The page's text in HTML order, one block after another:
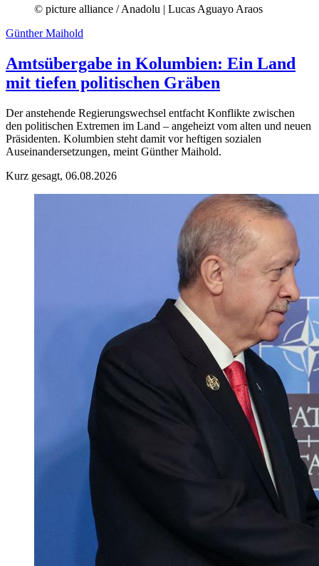
© picture alliance / Anadolu | Lucas Aguayo Araos
Günther Maihold
Amtsübergabe in Kolumbien: Ein Land
mit tiefen politischen Gräben
Der anstehende Regierungswechsel entfacht Konflikte zwischen
den politischen Extremen im Land – angeheizt vom alten und neuen
Präsidenten. Kolumbien steht damit vor heftigen sozialen
Auseinandersetzungen, meint Günther Maihold.
Kurz gesagt, 06.08.2026